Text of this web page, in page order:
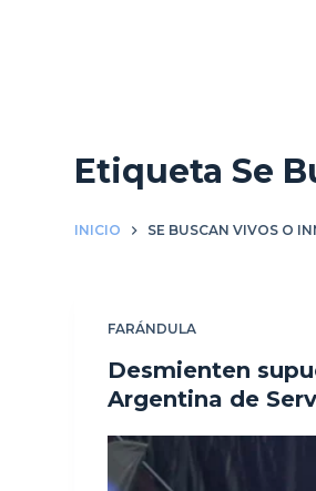
Etiqueta Se
INICIO SE BUSCAN VIVOS O
FARÁNDULA
Desmienten
Argentina de